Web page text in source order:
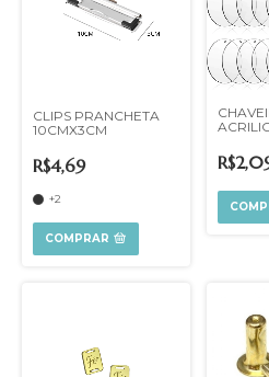
CLIPS PRANCHETA
10CMX3CM
R$4,69
+2
COMPRAR